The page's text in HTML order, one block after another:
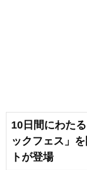
10日間にわた
ックフェス」
トが登場